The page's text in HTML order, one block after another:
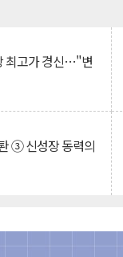
최고가 경신…"변
③ 신성장 동력의